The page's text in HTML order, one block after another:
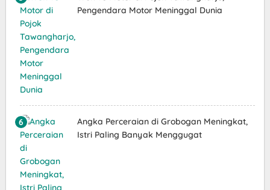
Pengendara Motor Meninggal Dunia
Angka Perceraian di Grobogan Meningkat,
Istri Paling Banyak Menggugat